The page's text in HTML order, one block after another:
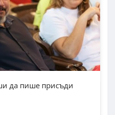
да пише присъди